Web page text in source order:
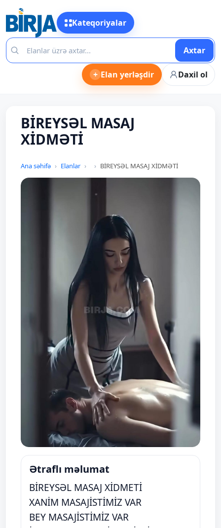
Kateqoriyalar
Axtar
+ Elan yerləşdir Daxil ol
BİREYSƏL MASAJ
XİDMƏTİ
Ana səhifə Elanlar BİREYSƏL MASAJ XİDMƏTİ
Ətraflı məlumat
BİREYSƏL MASAJ XİDMETİ
XANİM MASAJİSTİMİZ VAR
BEY MASAJİSTİMİZ VAR